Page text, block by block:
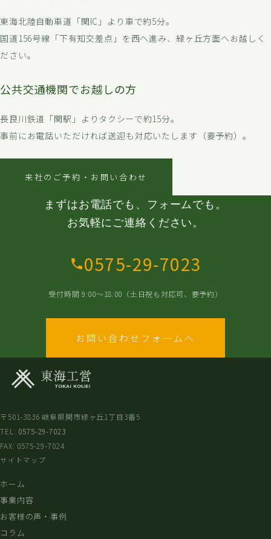
東海北陸自動車道「関IC」より車で約5分。
国道156号線「下有知交差点」を西へ進み、緑ヶ丘方面へお越しく
ださい。
公共交通機関でお越しの方
長良川鉄道「関駅」よりタクシーで約15分。
事前にお電話いただければ送迎も対応いたします（要予約）。
来社のご予約・お問い合わせ
まずはお電話でも、フォームでも。
お気軽にご連絡ください。
0575-29-7023
受付時間 9:00〜18:00（土日祝も対応可、要予約）
お問い合わせフォームへ
〒501-3836 岐阜県関市緑ヶ丘1丁目3番5
TEL: 0575-29-7023
FAX: 0575-29-7024
サイトマップ
ホーム
事業内容
お客様の声・事例
コラム